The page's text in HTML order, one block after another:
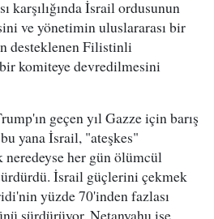
karşılığında İsrail ordusunun
ve yönetimin uluslararası bir
desteklenen Filistinli
komiteye devredilmesini
geçen yıl Gazze için barış
bu yana İsrail, "ateşkes"
neredeyse her gün ölümcül
İsrail güçlerini çekmek
yüzde 70'inden fazlası
sürdürüyor. Netanyahu ise